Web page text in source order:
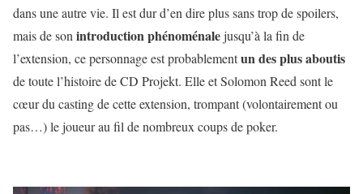
dans une autre vie. Il est dur d’en dire plus sans trop de spoilers,
mais de son introduction phénoménalejusqu’à la fin de
l’extension, ce personnage est probablementun des plus aboutis
de toute l’histoire de CD Projekt. Elle et Solomon Reed sont le
cœur du casting de cette extension, trompant (volontairement ou
pas…) le joueur au fil de nombreux coups de poker.